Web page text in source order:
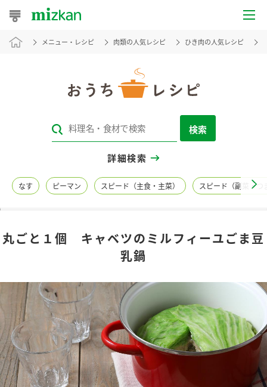
おうちレシピ
レシピカテゴリ一覧
レシピ名特集
商品情報
酢 調味酢
お酢ドリンク
新商品一覧
キャンペーン情報
ブランド・スペシャルサイト
メニュー・レシピ 肉類の人気レシピ ひき肉の人気レシピ
検索
詳細検索
なす ピーマン スピード（主食・主菜） スピード（副菜・つ
丸ごと１個 キャベツのミルフィーユごま豆
乳鍋